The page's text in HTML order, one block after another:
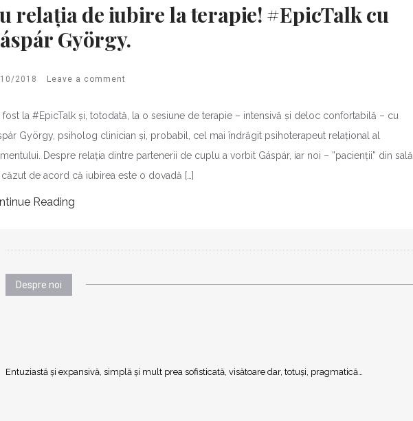
relația de iubire la terapie! #EpicTalk cu
György.
2018 Leave a comment
fost la #EpicTalk și, totodată, la o sesiune de terapie – intensivă și deloc confortabilă – cu
György, psiholog clinician și, probabil, cel mai îndrăgit psihoterapeut relațional al
Despre relația dintre partenerii de cuplu a vorbit Gáspár, iar noi – ”pacienții” din sală,
de acord că iubirea este o dovadă […]
Reading
Despre noi
Entuziastă şi expansivă, simplă şi mult prea sofisticată, visătoare dar, totuşi, pragmatică…